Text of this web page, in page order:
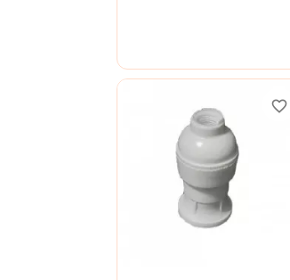
favorite_border
favorite_border
favorite_border